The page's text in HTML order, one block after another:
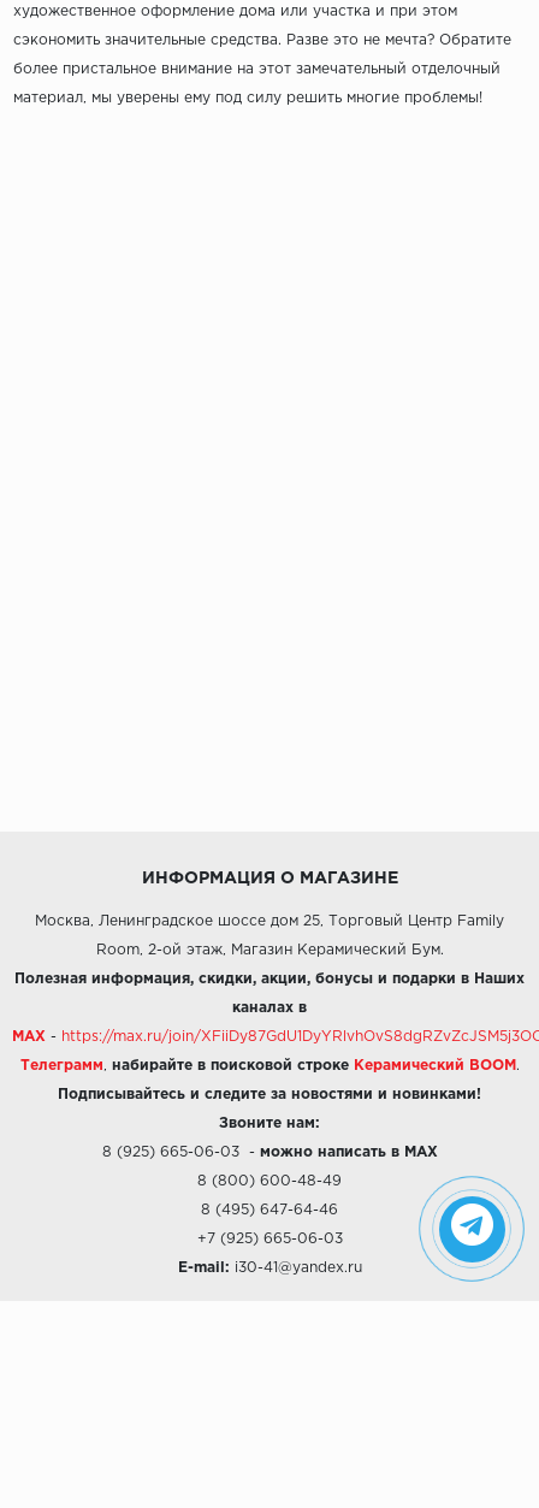
художественное оформление дома или участка и при этом
сэкономить значительные средства. Разве это не мечта? Обратите
более пристальное внимание на этот замечательный отделочный
материал, мы уверены ему под силу решить многие проблемы!
ИНФОРМАЦИЯ О МАГАЗИНЕ
Москва, Ленинградское шоссе дом 25, Торговый Центр Family
Room, 2-ой этаж, Магазин Керамический Бум.
Полезная информация, скидки, акции, бонусы и подарки в Наших
каналах в
MAX - https://max.ru/join/
Телеграмм набирайте в поисковой строке Керамический BOOM .
Подписывайтесь и следите за новостями и новинками!
Звоните нам:
8 (925) 665-06-03- можно написать в MAX
8 (800) 600-48-49
8 (495) 647-64-46
+7 (925) 665-06-03
E-mail: i30-41@yandex.ru